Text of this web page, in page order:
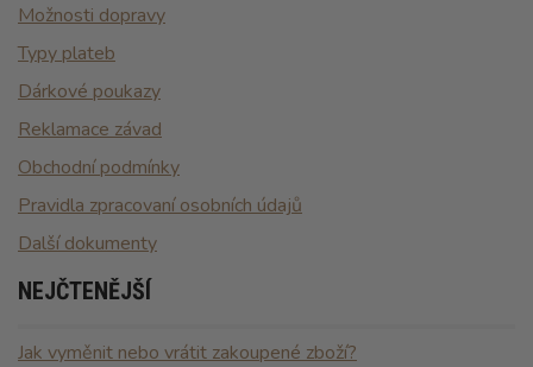
Možnosti dopravy
Typy plateb
Dárkové poukazy
Reklamace závad
Obchodní podmínky
Pravidla zpracovaní osobních údajů
Další dokumenty
NEJČTENĚJŠÍ
Jak vyměnit nebo vrátit zakoupené zboží?